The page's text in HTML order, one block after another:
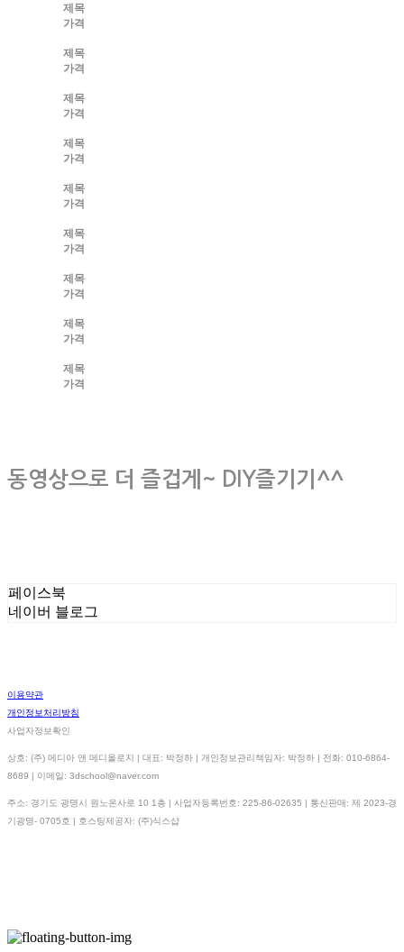
제목
가격
제목
가격
제목
가격
제목
가격
제목
가격
제목
가격
제목
가격
제목
가격
제목
가격
동영상으로 더 즐겁게~ DIY즐기기^^
페이스북
네이버 블로그
이용약관
개인정보처리방침
사업자정보확인
상호: (주) 메디아 앤 메디올로지 | 대표: 박정하 | 개인정보관리책임자: 박정하 | 전화: 010-6864-
8689 | 이메일: 3dschool@naver.com
주소: 경기도 광명시 원노온사로 10 1층 | 사업자등록번호: 225-86-02635 | 통신판매: 제 2023-경
기광명- 0705호 | 호스팅제공자: (주)식스샵